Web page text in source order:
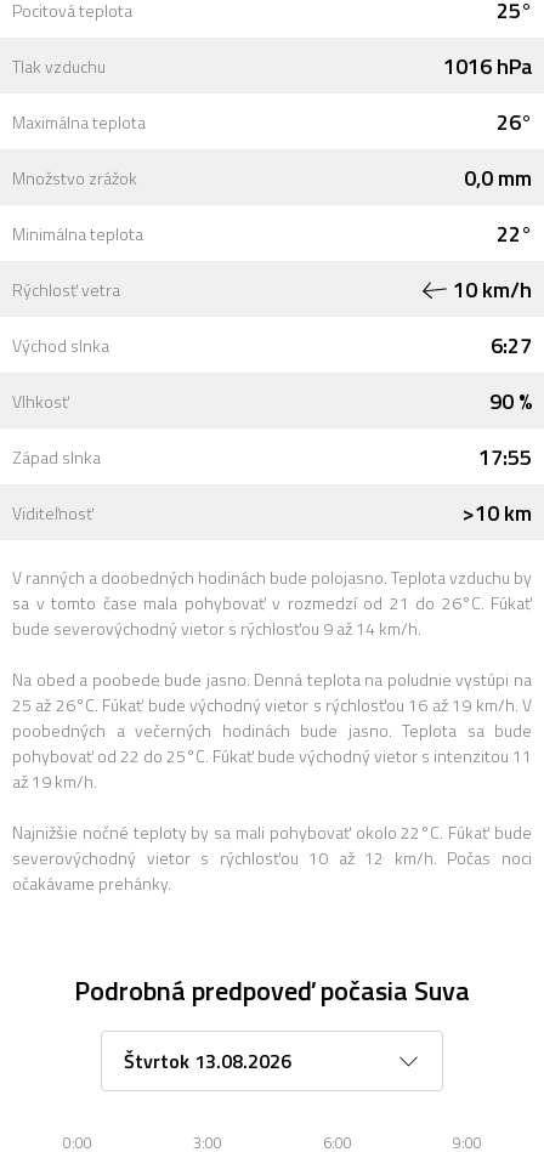
Pocitová teplota 25°
Tlak vzduchu 1016 hPa
Maximálna teplota 26°
Množstvo zrážok 0,0 mm
Minimálna teplota 22°
Rýchlosť vetra 10 km/h
Východ slnka 6:27
Vlhkosť 90 %
Západ slnka 17:55
Viditeľnosť >10 km
V ranných a doobedných hodinách bude polojasno. Teplota vzduchu by
sa v tomto čase mala pohybovať v rozmedzí od 21 do 26°C. Fúkať
bude severovýchodný vietor s rýchlosťou 9 až 14 km/h.
Na obed a poobede bude jasno. Denná teplota na poludnie vystúpi na
25 až 26°C. Fúkať bude východný vietor s rýchlosťou 16 až 19 km/h. V
poobedných a večerných hodinách bude jasno. Teplota sa bude
pohybovať od 22 do 25°C. Fúkať bude východný vietor s intenzitou 11
až 19 km/h.
Najnižšie nočné teploty by sa mali pohybovať okolo 22°C. Fúkať bude
severovýchodný vietor s rýchlosťou 10 až 12 km/h. Počas noci
očakávame prehánky.
Podrobná predpoveď počasia Suva
0:00 3:00 6:00 9:00